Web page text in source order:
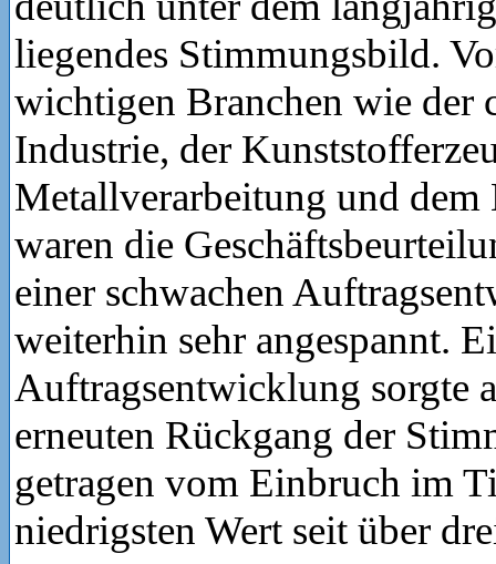
liegendes Stimmungsbild.
wichtigen Branchen wie der
Industrie, der
Metallverarbeitung und dem
waren die
einer schwachen
weiterhin sehr angespannt.
Auftragsentwicklung sorgte
erneuten Rückgang der
getragen vom Einbruch im
niedrigsten Wert seit über